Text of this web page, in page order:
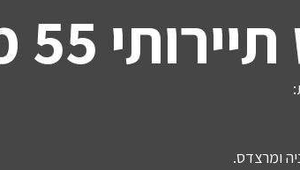
55 מקומות
ומרצדס.